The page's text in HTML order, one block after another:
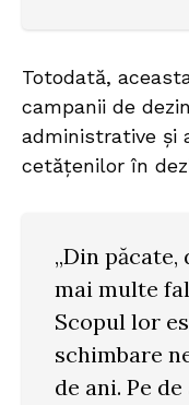
Totodată,
campanii de
administrative și
cetățenilor în
„Din
mai multe
Scopul lor
schimbare
de ani. Pe